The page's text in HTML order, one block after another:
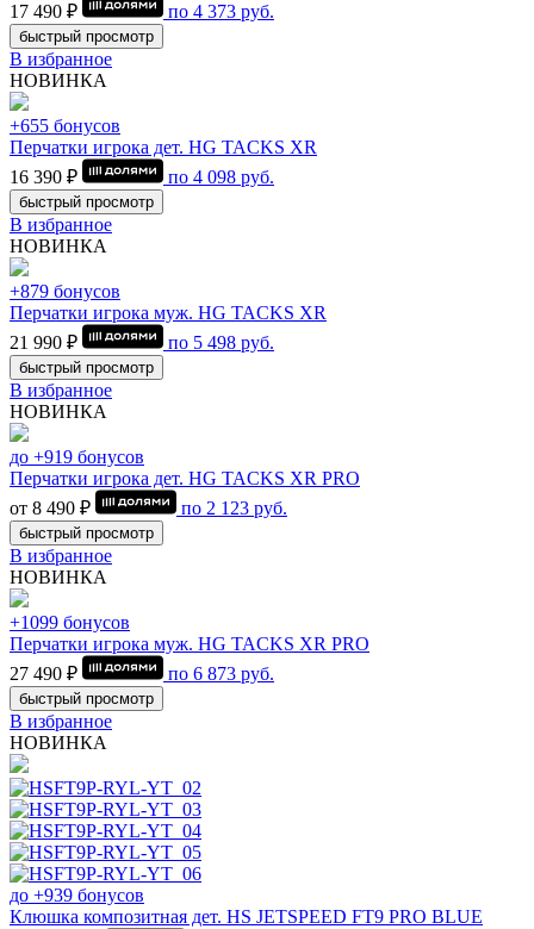
17 490 ₽
по 4 373 руб.
быстрый просмотр
В избранное
НОВИНКА
+655 бонусов
Перчатки игрока дет. HG TACKS XR
16 390 ₽
по 4 098 руб.
быстрый просмотр
В избранное
НОВИНКА
+879 бонусов
Перчатки игрока муж. HG TACKS XR
21 990 ₽
по 5 498 руб.
быстрый просмотр
В избранное
НОВИНКА
до +919 бонусов
Перчатки игрока дет. HG TACKS XR PRO
от 8 490 ₽
по 2 123 руб.
быстрый просмотр
В избранное
НОВИНКА
+1099 бонусов
Перчатки игрока муж. HG TACKS XR PRO
27 490 ₽
по 6 873 руб.
быстрый просмотр
В избранное
НОВИНКА
до +939 бонусов
Клюшка композитная дет. HS JETSPEED FT9 PRO BLUE